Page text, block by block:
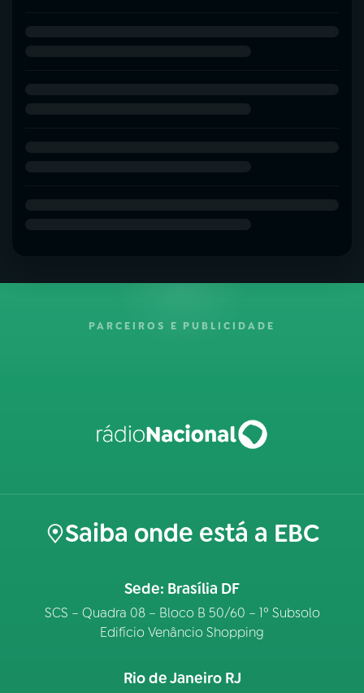
PARCEIROS E PUBLICIDADE
Saiba onde está a EBC
Sede: Brasília DF
SCS – Quadra 08 – Bloco B 50/60 – 1º Subsolo
Edifício Venâncio Shopping
Rio de Janeiro RJ